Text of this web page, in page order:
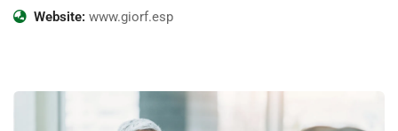
Website: www.giorf.esp